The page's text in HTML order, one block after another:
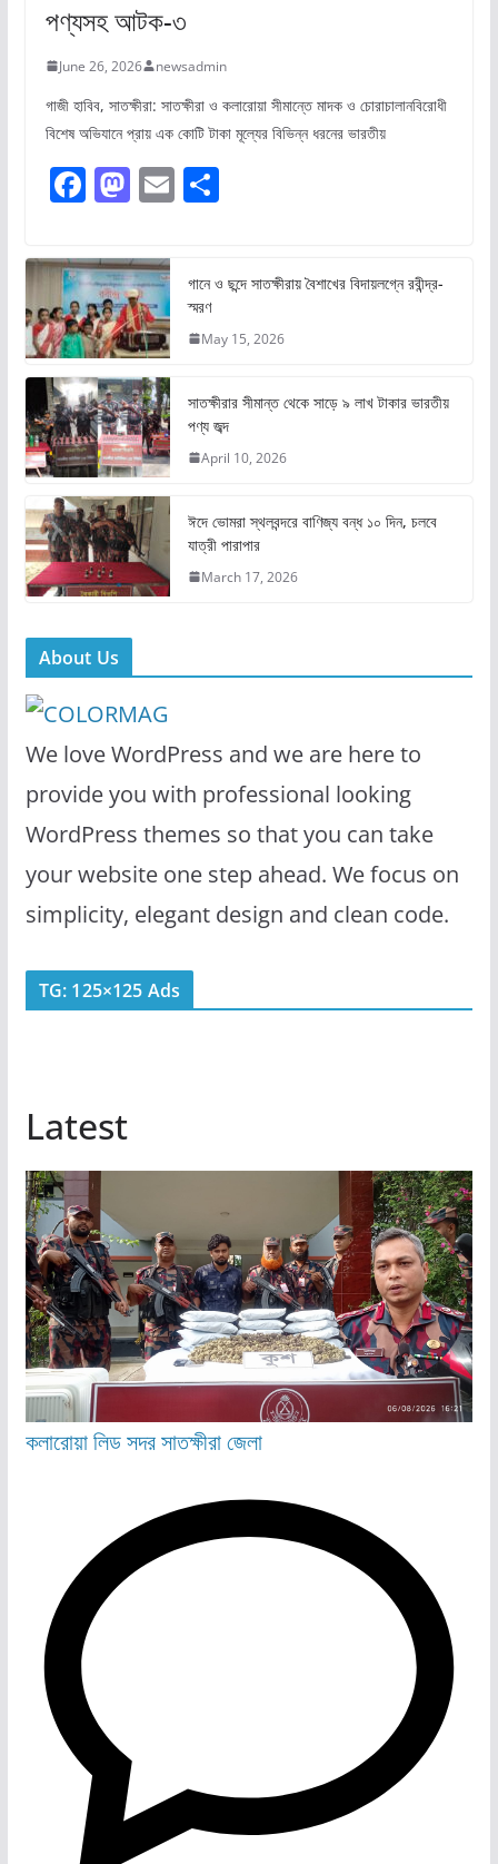
পণ্যসহ আটক-৩
June 26, 2026 newsadmin
গাজী হাবিব, সাতক্ষীরা: সাতক্ষীরা ও কলারোয়া সীমান্তে মাদক ও চোরাচালানবিরোধী
বিশেষ অভিযানে প্রায় এক কোটি টাকা মূল্যের বিভিন্ন ধরনের ভারতীয়
F
a
c
e
b
o
o
k
M
a
st
o
d
o
n
E
m
S
e
গানে ও ছন্দে সাতক্ষীরায় বৈশাখের বিদায়লগ্নে রবীন্দ্র-
স্মরণ
May 15, 2026
সাতক্ষীরার সীমান্ত থেকে সাড়ে ৯ লাখ টাকার ভারতীয়
পণ্য জব্দ
April 10, 2026
ঈদে ভোমরা স্থলবন্দরে বাণিজ্য বন্ধ ১০ দিন, চলবে
যাত্রী পারাপার
March 17, 2026
About Us
We love WordPress and we are here to
provide you with professional looking
WordPress themes so that you can take
your website one step ahead. We focus on
simplicity, elegant design and clean code.
TG: 125×125 Ads
Latest
কলারোয়ালিডসদরসাতক্ষীরা জেলা